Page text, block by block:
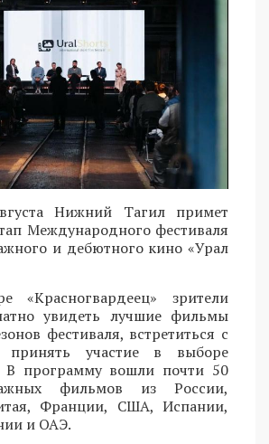
Нижний Тагил примет
Международного фестиваля
и дебютного кино «Урал
«Красногвардеец» зрители
увидеть лучшие фильмы
фестиваля, встретиться с
участие в выборе
В программу вошли почти 50
фильмов из России,
Франции, США, Испании,
и ОАЭ.